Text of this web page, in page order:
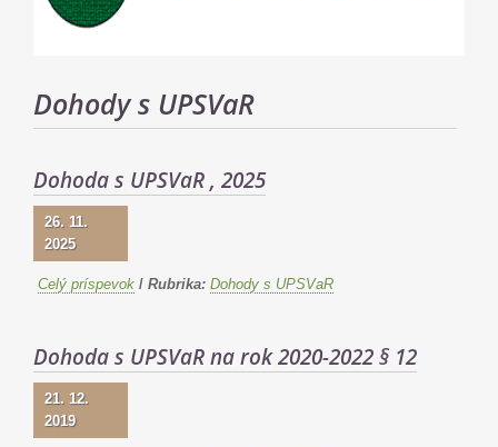
Dohody s UPSVaR
Dohoda s UPSVaR , 2025
26. 11.
2025
Celý príspevok / Rubrika: Dohody s UPSVaR
Dohoda s UPSVaR na rok 2020-2022 § 12
21. 12.
2019